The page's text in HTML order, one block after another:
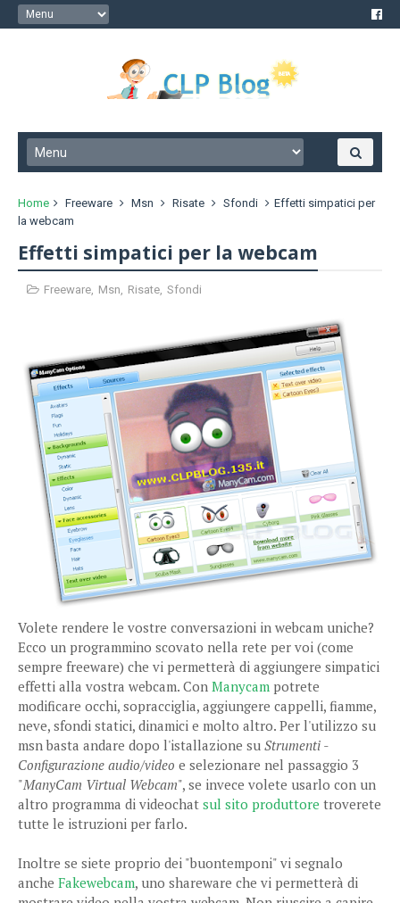
Home Freeware Msn Risate Sfondi
Effetti simpatici per
la webcam
Effetti simpatici per la webcam
Freeware, Msn, Risate, Sfondi
Volete rendere le vostre conversazioni in webcam uniche?
Ecco un programmino scovato nella rete per voi (come
sempre freeware) che vi permetterà di aggiungere simpatici
effetti alla vostra webcam. Con Manycam potrete
modificare occhi, sopracciglia, aggiungere cappelli, fiamme,
neve, sfondi statici, dinamici e molto altro. Per l'utilizzo su
msn basta andare dopo l'istallazione su Strumenti -
Configurazione audio/video e selezionare nel passaggio 3
"ManyCam Virtual Webcam", se invece volete usarlo con un
altro programma di videochat sul sito produttore troverete
tutte le istruzioni per farlo.
Inoltre se siete proprio dei "buontemponi" vi segnalo
anche Fakewebcam, uno shareware che vi permetterà di